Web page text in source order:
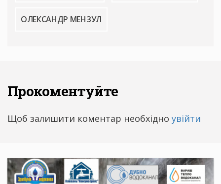
ОЛЕКСАНДР МЕНЗУЛ
Прокоментуйте
Щоб залишити коментар необхідно увійти